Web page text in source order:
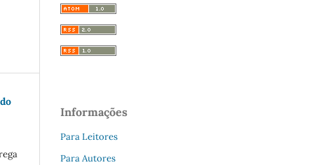
Informações
Para Leitores
Para Autores